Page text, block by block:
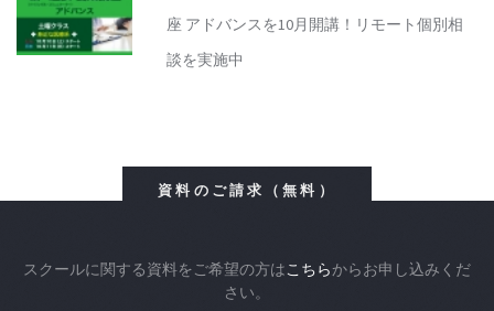
座 アドバンスを10月開講！リモート個別相
談を実施中
資料のご請求（無料）
スクールに関する資料をご希望の方はこちらからお申し込みくだ
さい。